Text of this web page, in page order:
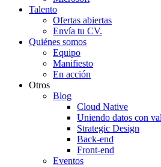
Talento
Ofertas abiertas
Envía tu CV.
Quiénes somos
Equipo
Manifiesto
En acción
Otros
Blog
Cloud Native
Uniendo datos con
Strategic Design
Back-end
Front-end
Eventos